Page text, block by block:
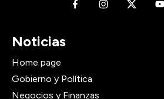
Noticias
Home page
Gobierno y Política
Negocios y Finanzas